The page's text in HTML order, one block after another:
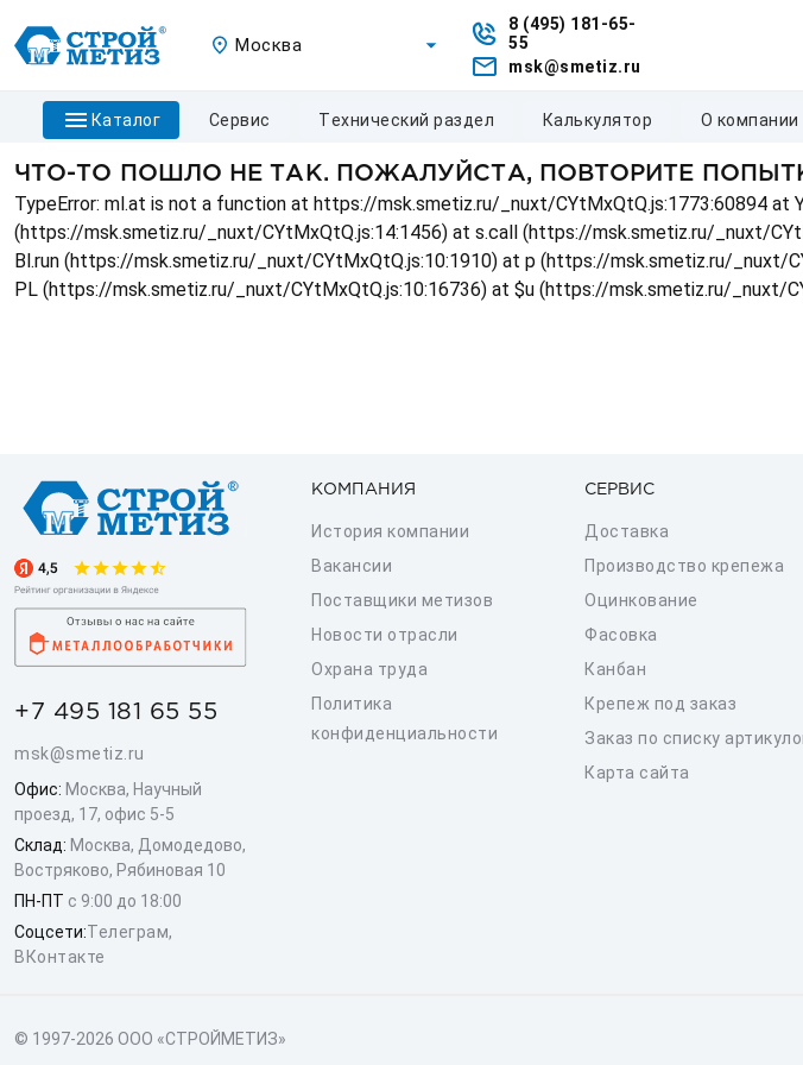
Москва
8 (495) 181-65-
55
msk@smetiz.ru
каталог сервис технический раздел калькулятор о компании
ЧТО-ТО ПОШЛО НЕ ТАК. ПОЖАЛУЙСТА, ПОВТОРИТЕ
TypeError: ml.at is not a function at https://msk.smetiz.ru/_nuxt/CYtMxQtQ.js:1773:60894
(https://msk.smetiz.ru/_nuxt/CYtMxQtQ.js:14:1456) at s.call (https://msk.smetiz.ru/_nuxt/
Bl.run (https://msk.smetiz.ru/_nuxt/CYtMxQtQ.js:10:1910) at p (https://msk.smetiz.ru/
PL (https://msk.smetiz.ru/_nuxt/CYtMxQtQ.js:10:16736) at $u (https://msk.smetiz.ru/_nuxt/
+7 495 181 65 55
msk@smetiz.ru
Офис: Москва, Научный
проезд, 17, офис 5-5
Склад: Москва, Домодедово,
Востряково, Рябиновая 10
ПН-ПТ с 9:00 до 18:00
Соцсети:Телеграм,
ВКонтакте
КОМПАНИЯ
История компании
Вакансии
Поставщики метизов
Новости отрасли
Охрана труда
Политика
конфиденциальности
СЕРВИС
Доставка
Производство крепежа
Оцинкование
Фасовка
Канбан
Крепеж под заказ
Заказ по списку
Карта сайта
© 1997-2026 ООО «СТРОЙМЕТИЗ»